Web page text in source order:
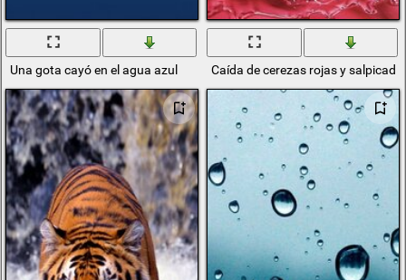
Una gota cayó en el agua azul Caída de cerezas rojas y